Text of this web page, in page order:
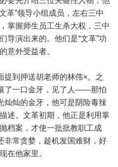
革”领导小组成员，左右三中
掌握师生员工生杀大权，三中
导演出来的。他们是“文革”功
意外受益者。
提到押送胡老师的林伟×。之
了一口金牙，见了人——那怕
灿灿的金牙，他可是阴险毒辣
述。文革初期，他正是利用掌
档案，才使一批批教职工成
非常贪婪，趁机发国难财，好
在他家里。